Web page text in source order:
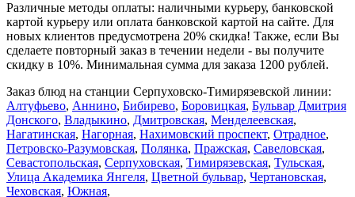
Различные методы оплаты: наличными курьеру, банковской
картой курьеру или оплата банковской картой на сайте. Для
новых клиентов предусмотрена 20% скидка! Также, если Вы
сделаете повторный заказ в течении недели - вы получите
скидку в 10%. Минимальная сумма для заказа 1200 рублей.
Заказ блюд на станции Серпуховско-Тимирязевской линии:
Алтуфьево, Аннино, Бибирево, Боровицкая, Бульвар Дмитрия
Донского, Владыкино, Дмитровская, Менделеевская,
Нагатинская, Нагорная, Нахимовский проспект, Отрадное,
Петровско-Разумовская, Полянка, Пражская, Савеловская,
Севастопольская, Серпуховская, Тимирязевская, Тульская,
Улица Академика Янгеля, Цветной бульвар, Чертановская,
Чеховская, Южная,